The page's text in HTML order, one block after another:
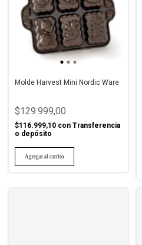
Molde Harvest Mini Nordic Ware
$129.999,00
$116.999,10 con Transferencia
o depósito